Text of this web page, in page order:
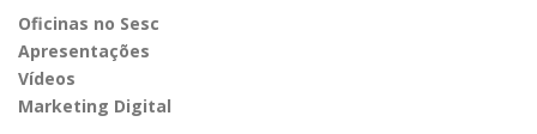
Oficinas no Sesc
Apresentações
Vídeos
Marketing Digital